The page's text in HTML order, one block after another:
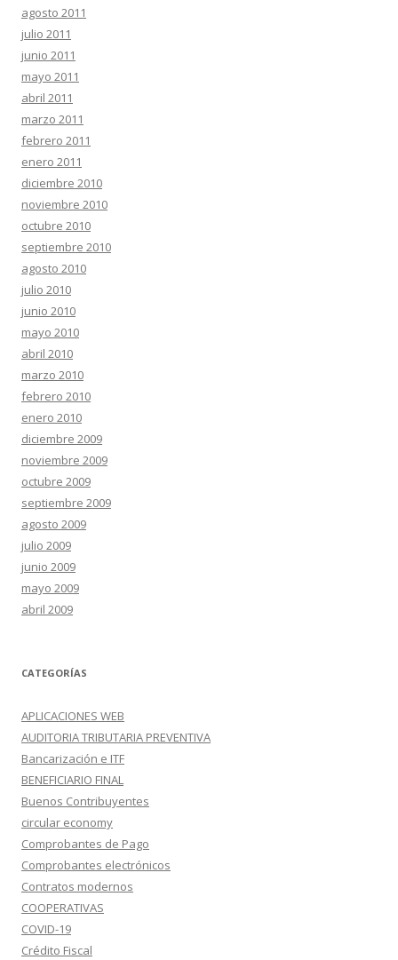
agosto 2011
julio 2011
junio 2011
mayo 2011
abril 2011
marzo 2011
febrero 2011
enero 2011
diciembre 2010
noviembre 2010
octubre 2010
septiembre 2010
agosto 2010
julio 2010
junio 2010
mayo 2010
abril 2010
marzo 2010
febrero 2010
enero 2010
diciembre 2009
noviembre 2009
octubre 2009
septiembre 2009
agosto 2009
julio 2009
junio 2009
mayo 2009
abril 2009
CATEGORÍAS
APLICACIONES WEB
AUDITORIA TRIBUTARIA PREVENTIVA
Bancarización e ITF
BENEFICIARIO FINAL
Buenos Contribuyentes
circular economy
Comprobantes de Pago
Comprobantes electrónicos
Contratos modernos
COOPERATIVAS
COVID-19
Crédito Fiscal